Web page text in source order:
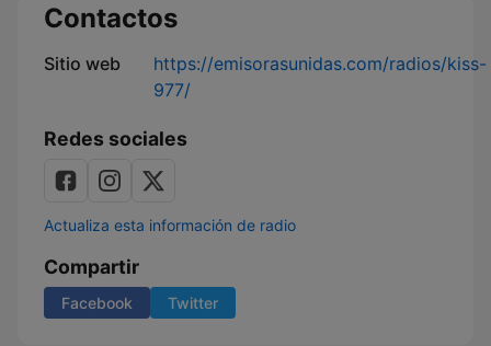
Contactos
Sitio web
https://emisorasunidas.com/radios/kiss-
977/
Redes sociales
Actualiza esta información de radio
Compartir
Facebook Twitter